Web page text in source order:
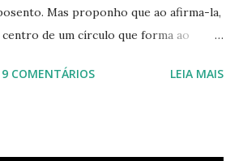
Mas proponho que ao afirma-la,
centro de um círculo que forma ao
Um círculo que cresce e se
9 COMENTÁRIOS LEIA MAIS